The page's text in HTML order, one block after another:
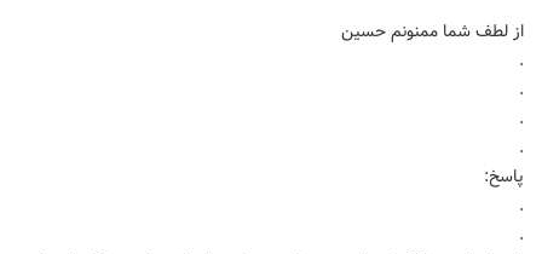
از لطف شما ممنونم حسین
.
.
.
.
پاسخ:
.
.